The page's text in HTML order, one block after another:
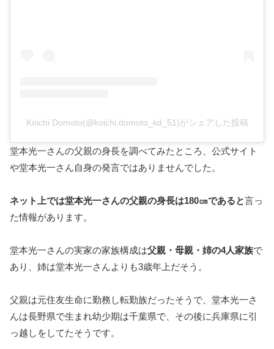
Koichi Domoto(@koichi.domoto_kd_51)がシェアした投稿
堂本光一さんの父親の身長を調べてみたところ、公式サイト
や堂本光一さん自身の発言ではありませんでした。
ネット上では堂本光一さんの父親の身長は180㎝であると言っ
た情報があります。
堂本光一さんの実家の家族構成は父親・母親・姉の4人家族で
あり、姉は堂本光一さんよりも3歳年上だそう。
父親は元住友生命に勤務し転勤族だったそうで、堂本光一さ
んは長野県で生まれ幼少期は千葉県で、その後に兵庫県に引
っ越しをしてたそうです。